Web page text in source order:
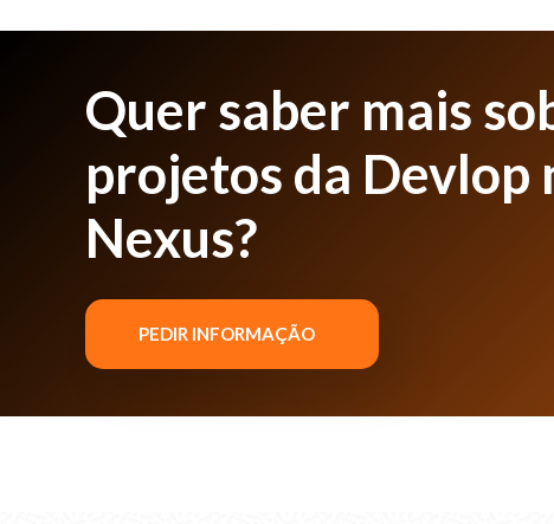
Quer saber mais
projetos da Devlop
Nexus?
PEDIR INFORMAÇÃO